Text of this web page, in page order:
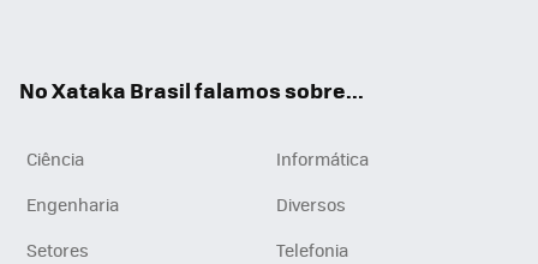
No Xataka Brasil falamos sobre...
Ciência
Informática
Engenharia
Diversos
Setores
Telefonia